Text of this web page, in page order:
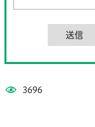
3696